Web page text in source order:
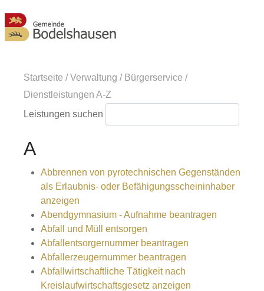
Startseite /Verwaltung / Bürgerservice /
Dienstleistungen A-Z
Leistungen suchen
A
Abbrennen von pyrotechnischen Gegenständen
als Erlaubnis- oder Befähigungsscheininhaber
anzeigen
Abendgymnasium - Aufnahme beantragen
Abfall und Müll entsorgen
Abfallentsorgernummer beantragen
Abfallerzeugernummer beantragen
Abfallwirtschaftliche Tätigkeit nach
Kreislaufwirtschaftsgesetz anzeigen